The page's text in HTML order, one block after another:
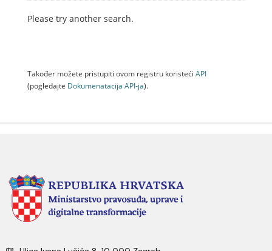
Please try another search.
Također možete pristupiti ovom registru koristeći API
(pogledajte Dokumenаtаcijа API-jа).